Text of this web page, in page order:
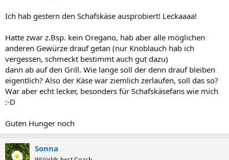
Ich hab gestern den Schafskäse ausprobiert! Leckaaaa!
Hatte zwar z.Bsp. kein Oregano, hab aber alle möglichen
anderen Gewürze drauf getan (nur Knoblauch hab ich
vergessen, schmeckt bestimmt auch gut dazu)
dann ab auf den Grill. Wie lange soll der denn drauf bleiben
eigentlich? Also der Käse war ziemlich zerlaufen, soll das so?
War aber echt lecker, besonders für Schafskäsefans wie mich
:-D
Guten Hunger noch
Sonna